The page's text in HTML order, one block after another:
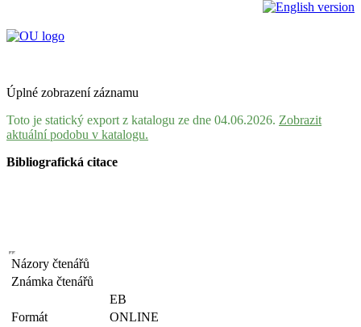
Úplné zobrazení záznamu
Toto je statický export z katalogu ze dne 04.06.2026. Zobrazit
aktuální podobu v katalogu.
Bibliografická citace
Názory čtenářů
Známka čtenářů
EB
Formát
ONLINE